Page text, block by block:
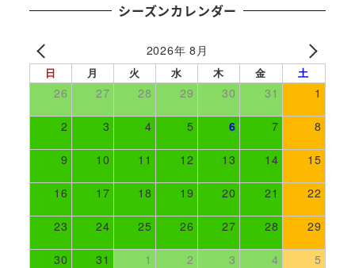
シーズンカレンダー
2026年 8月
日 月 火 水 木 金 土
26 27 28 29 30 31 1
2 3 4 5 6 7 8
9 10 11 12 13 14 15
16 17 18 19 20 21 22
23 24 25 26 27 28 29
30 31 1 2 3 4 5